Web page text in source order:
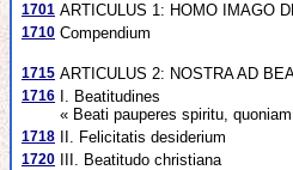
1701 ARTICULUS 1: HOMO IMAGO
1710 Compendium
1715 ARTICULUS 2: NOSTRA AD
1716
I. Beatitudines
« Beati pauperes spiritu,
1718 II. Felicitatis desiderium
1720 III. Beatitudo christiana